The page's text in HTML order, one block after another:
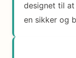
designet til
en sikker og